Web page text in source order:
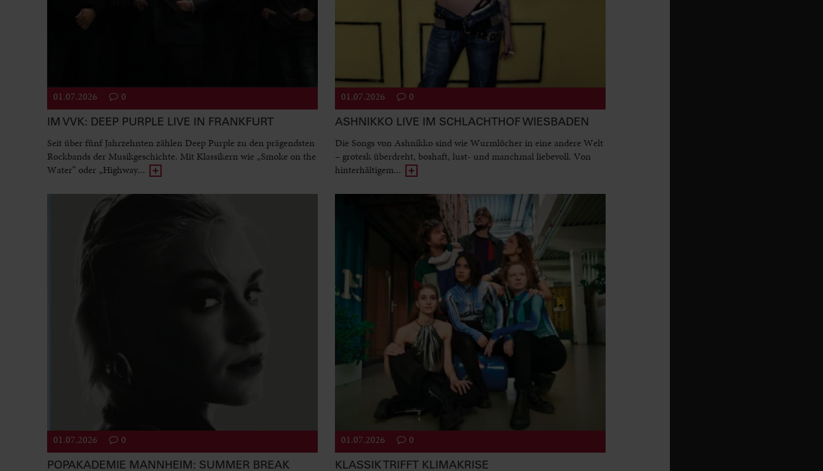
01.07.2026 0
IM VVK: DEEP PURPLE LIVE IN FRANKFURT
Seit über fünf Jahrzehnten zählen Deep Purple zu den prägendsten
Rockbands der Musikgeschichte. Mit Klassikern wie „Smoke on the
Water“ oder „Highway...
01.07.2026 0
ASHNIKKO LIVE IM SCHLACHTHOF WIESBADEN
Die Songs von Ashnikko sind wie Wurmlöcher in eine andere Welt
– grotesk überdreht, boshaft, lust- und manchmal liebevoll. Von
hinterhältigem...
01.07.2026 0
POPAKADEMIE MANNHEIM: SUMMER BREAK
01.07.2026 0
KLASSIK TRIFFT KLIMAKRISE